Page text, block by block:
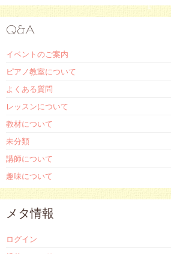
Q&A
イベントのご案内
ピアノ教室について
よくある質問
レッスンについて
教材について
未分類
講師について
趣味について
メタ情報
ログイン